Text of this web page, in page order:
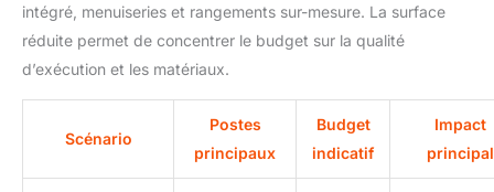
intégré, menuiseries et rangements sur-mesure. La surface
réduite permet de concentrer le budget sur la qualité
d’exécution et les matériaux.
Scénario
Postes
principaux
Budget
indicatif
Impact
principal